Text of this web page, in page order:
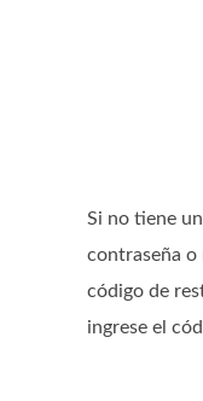
Si no tiene
contraseña o
código de
ingrese el